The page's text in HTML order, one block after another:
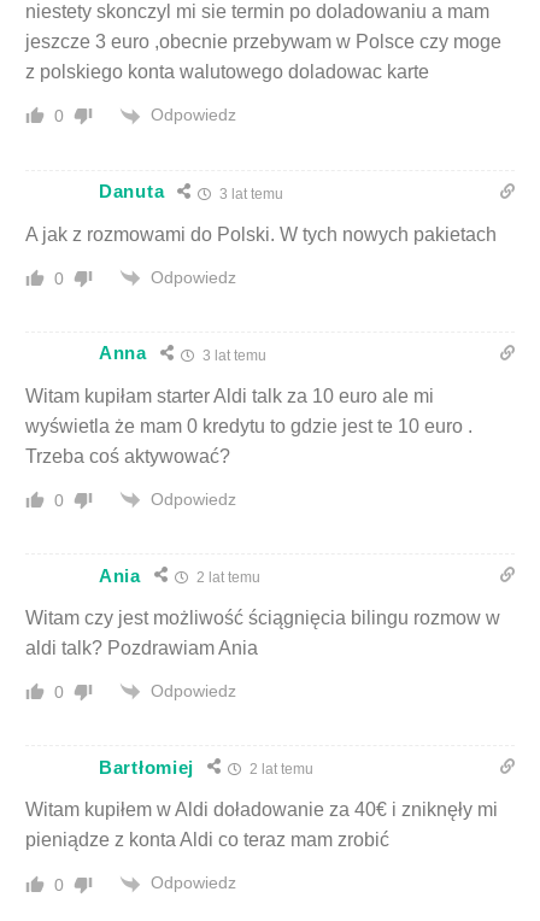
niestety skonczyl mi sie termin po doladowaniu a mam
jeszcze 3 euro ,obecnie przebywam w Polsce czy moge
z polskiego konta walutowego doladowac karte
0 Odpowiedz
Danuta 3 lat temu
A jak z rozmowami do Polski. W tych nowych pakietach
0 Odpowiedz
Anna 3 lat temu
Witam kupiłam starter Aldi talk za 10 euro ale mi
wyświetla że mam 0 kredytu to gdzie jest te 10 euro .
Trzeba coś aktywować?
0 Odpowiedz
Ania 2 lat temu
Witam czy jest możliwość ściągnięcia bilingu rozmow w
aldi talk? Pozdrawiam Ania
0 Odpowiedz
Bartłomiej 2 lat temu
Witam kupiłem w Aldi doładowanie za 40€ i zniknęły mi
pieniądze z konta Aldi co teraz mam zrobić
0 Odpowiedz